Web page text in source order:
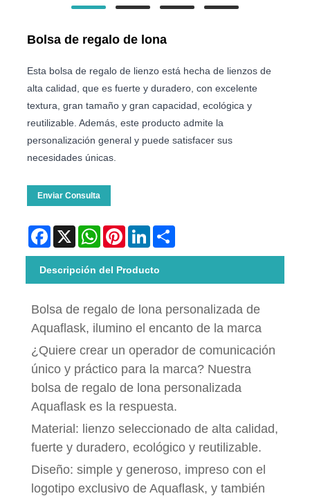
Bolsa de regalo de lona
Esta bolsa de regalo de lienzo está hecha de lienzos de
alta calidad, que es fuerte y duradero, con excelente
textura, gran tamaño y gran capacidad, ecológica y
reutilizable. Además, este producto admite la
personalización general y puede satisfacer sus
necesidades únicas.
Enviar Consulta
Facebook
X WhatsAppPinterestLinkedIn
Descripción del Producto
Bolsa de regalo de lona personalizada de
Aquaflask, ilumino el encanto de la marca
¿Quiere crear un operador de comunicación
único y práctico para la marca? Nuestra
bolsa de regalo de lona personalizada
Aquaflask es la respuesta.
Material: lienzo seleccionado de alta calidad,
fuerte y duradero, ecológico y reutilizable.
Diseño: simple y generoso, impreso con el
logotipo exclusivo de Aquaflask, y también